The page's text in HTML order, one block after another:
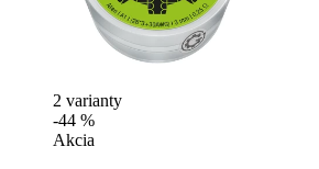
2 varianty
-44 %
Akcia